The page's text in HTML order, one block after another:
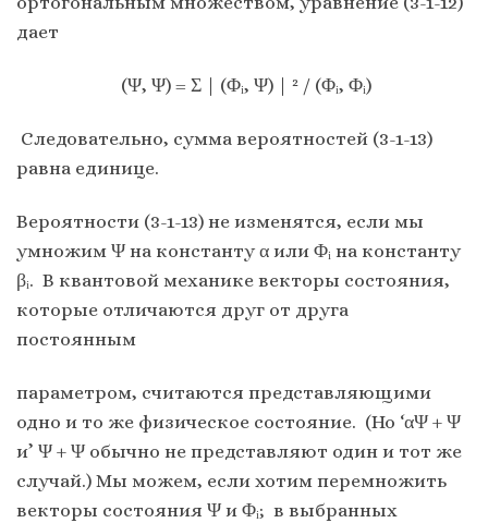
дает
(Ψ, Ψ) = Σ | (Φᵢ, Ψ) | ² / (Φᵢ, Φᵢ)
Следовательно, сумма вероятностей (3-1-13)
равна единице.
Вероятности (3-1-13) не изменятся, если мы
умножим Ψ на константу α или Φᵢ на константу
βᵢ. В квантовой механике векторы состояния,
которые отличаются друг от друга
постоянным
параметром, считаются представляющими
одно и то же физическое состояние. (Но ‘αΨ + Ψ
и’ Ψ + Ψ обычно не представляют один и тот же
случай.) Мы можем, если хотим перемножить
векторы состояния Ψ и Φᵢ; в выбранных